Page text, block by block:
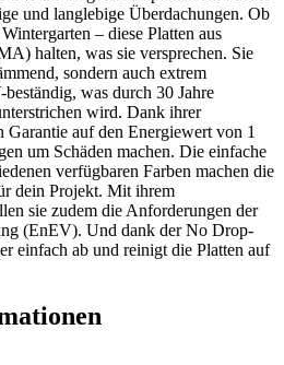
und langlebige Überdachungen. Ob
– diese Platten aus
halten, was sie versprechen. Sie
sondern auch extrem
was durch 30 Jahre
wird. Dank ihrer
auf den Energiewert von 1
um Schäden machen. Die einfache
verfügbaren Farben machen die
dein Projekt. Mit ihrem
sie zudem die Anforderungen der
(EnEV). Und dank der No Drop-
einfach ab und reinigt die Platten auf